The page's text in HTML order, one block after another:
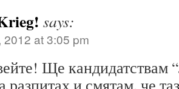
says:
2012 at 3:05 pm
Ще кандидатствам
разпитах и смятам, че